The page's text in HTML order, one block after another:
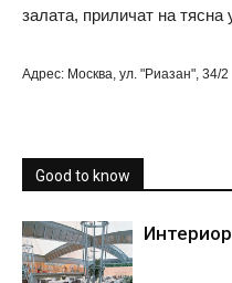
залата, приличат на тясна
Адрес: Москва, ул. "Риазан", 34/2
Good to know